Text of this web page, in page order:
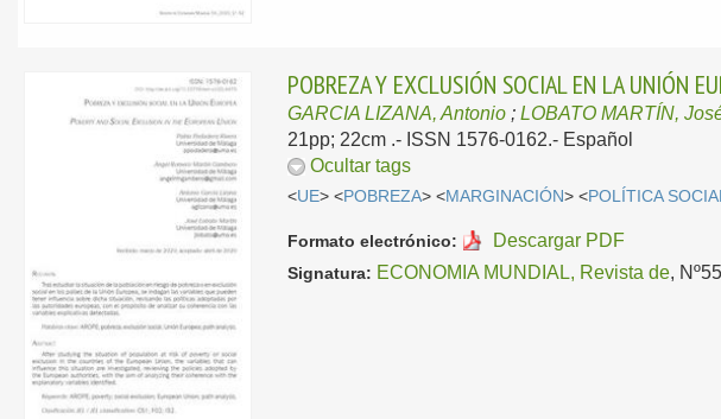
POBREZA Y EXCLUSIÓN SOCIAL EN LA UNIÓN
GARCIA LIZANA, Antonio ;LOBATO MARTÍN,
21pp; 22cm .- ISSN 1576-0162.- Español
Ocultar tags
<UE> <POBREZA> <MARGINACIÓN> <POLÍTICA
Formato electrónico: Descargar PDF
Signatura: ECONOMIA MUNDIAL, Revista de,